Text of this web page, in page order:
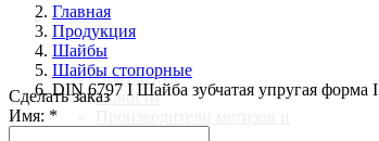
О компании
Документы
Новости
Главная
Продукция
Шайбы
Шайбы стопорные
DIN 6797 I Шайба зубчатая упругая форма
Сделать заказ
Имя: *